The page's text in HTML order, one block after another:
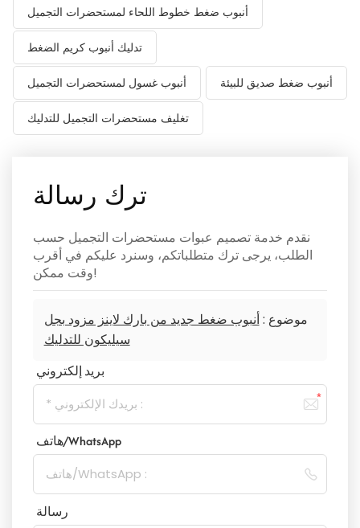
أنبوب ضغط خطوط اللحاء لمستحضرات التجميل
تدليك أنبوب كريم الضغط
أنبوب غسول لمستحضرات التجميل أنبوب ضغط صديق للبيئة
تغليف مستحضرات التجميل للتدليك
ترك رسالة
نقدم خدمة تصميم عبوات مستحضرات التجميل حسب
الطلب، يرجى ترك متطلباتكم، وسنرد عليكم في أقرب
وقت ممكن!
موضوع :أنبوب ضغط جديد من بارك لاينز مزود بجل
سيليكون للتدليك
بريد إلكتروني
هاتف/WhatsApp
رسالة